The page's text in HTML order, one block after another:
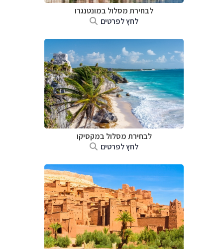
לבחירת מסלול במונטנגרו
לחץ לפרטים
לבחירת מסלול במקסיקו
לחץ לפרטים